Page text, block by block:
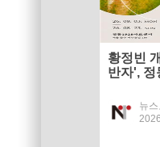
황정빈
반자', 정
뉴